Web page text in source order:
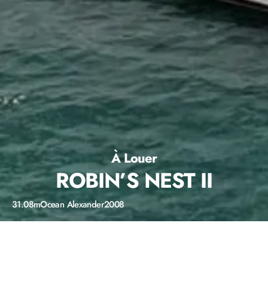
À Louer
ROBIN’S NEST II
31.08mOcean Alexander2008